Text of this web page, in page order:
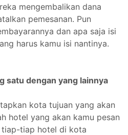
mengembalikan dana
pemesanan. Pun
dan apa saja isi
harus kamu isi nantinya.
satu dengan yang lainnya
kota tujuan yang akan
hotel yang akan kamu pesan
tiap-tiap hotel di kota